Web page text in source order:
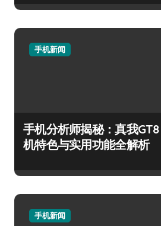
手机新闻
手机分析师揭秘：真我
机特色与实用功能全解析
手机新闻